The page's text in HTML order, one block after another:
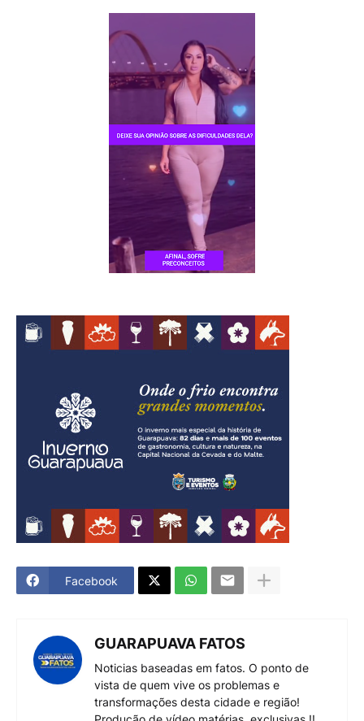
Facebook
GUARAPUAVA FATOS
Noticias baseadas em fatos. O ponto de
vista de quem vive os problemas e
transformações desta cidade e região!